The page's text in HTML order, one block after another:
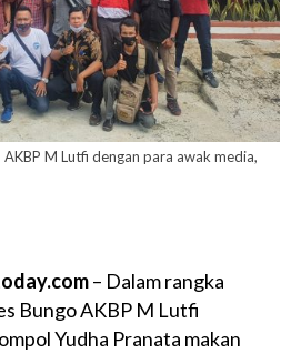
M Lutfi dengan para awak media,
– Dalam rangka
Bungo AKBP M Lutfi
Yudha Pranata makan